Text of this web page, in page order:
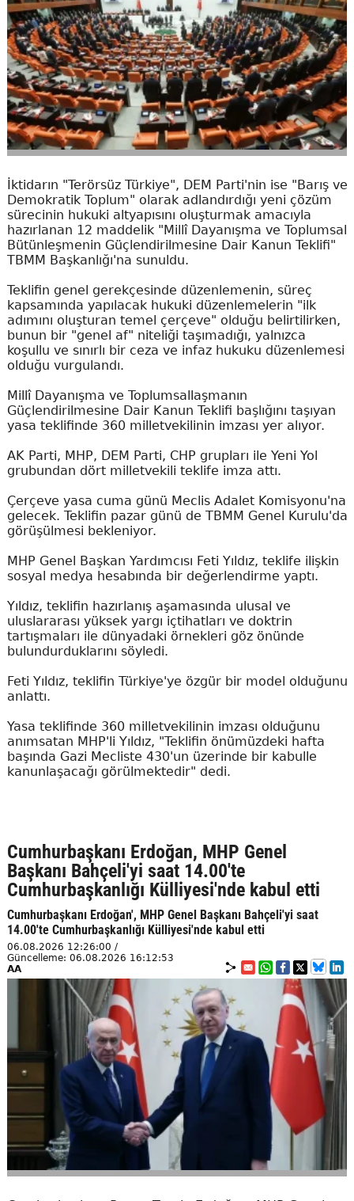
İktidarın "Terörsüz Türkiye", DEM Parti'nin ise "Barış ve
Demokratik Toplum" olarak adlandırdığı yeni çözüm
sürecinin hukuki altyapısını oluşturmak amacıyla
hazırlanan 12 maddelik "Millî Dayanışma ve Toplumsal
Bütünleşmenin Güçlendirilmesine Dair Kanun Teklifi"
TBMM Başkanlığı'na sunuldu.
Teklifin genel gerekçesinde düzenlemenin, süreç
kapsamında yapılacak hukuki düzenlemelerin "ilk
adımını oluşturan temel çerçeve" olduğu belirtilirken,
bunun bir "genel af" niteliği taşımadığı, yalnızca
koşullu ve sınırlı bir ceza ve infaz hukuku düzenlemesi
olduğu vurgulandı.
Millî Dayanışma ve Toplumsallaşmanın
Güçlendirilmesine Dair Kanun Teklifi başlığını taşıyan
yasa teklifinde 360 milletvekilinin imzası yer alıyor.
AK Parti, MHP, DEM Parti, CHP grupları ile Yeni Yol
grubundan dört milletvekili teklife imza attı.
Çerçeve yasa cuma günü Meclis Adalet Komisyonu'na
gelecek. Teklifin pazar günü de TBMM Genel Kurulu'da
görüşülmesi bekleniyor.
MHP Genel Başkan Yardımcısı Feti Yıldız, teklife ilişkin
sosyal medya hesabında bir değerlendirme yaptı.
Yıldız, teklifin hazırlanış aşamasında ulusal ve
uluslararası yüksek yargı içtihatları ve doktrin
tartışmaları ile dünyadaki örnekleri göz önünde
bulundurduklarını söyledi.
Feti Yıldız, teklifin Türkiye'ye özgür bir model olduğunu
anlattı.
Yasa teklifinde 360 milletvekilinin imzası olduğunu
anımsatan MHP'li Yıldız, "Teklifin önümüzdeki hafta
başında Gazi Mecliste 430'un üzerinde bir kabulle
kanunlaşacağı görülmektedir" dedi.
Cumhurbaşkanı Erdoğan, MHP Genel
Başkanı Bahçeli'yi saat 14.00'te
Cumhurbaşkanlığı Külliyesi'nde kabul etti
Cumhurbaşkanı Erdoğan', MHP Genel Başkanı Bahçeli'yi saat
14.00'te Cumhurbaşkanlığı Külliyesi'nde kabul etti
06.08.2026 12:26:00 /
Güncelleme: 06.08.2026 16:12:53
AA